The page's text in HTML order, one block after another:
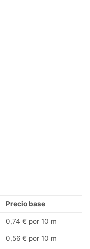
Precio base
0,74 € por 10 m
0,56 € por 10 m